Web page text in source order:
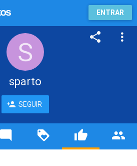
ENTRAR
sparto
SEGUIR